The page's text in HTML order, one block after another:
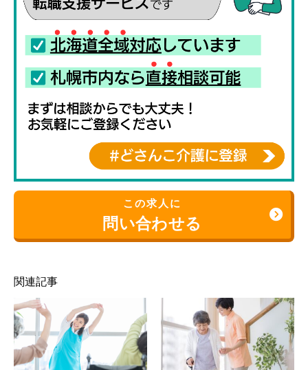
この求人に
問い合わせる
関連記事